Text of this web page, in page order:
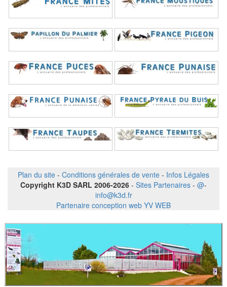
Plan du site - Conditions générales de vente - Infos Légales
Copyright K3D SARL 2006-2026 - Sites Partenaires - @-
info@k3d.fr
Partenaire conception web YV WEB